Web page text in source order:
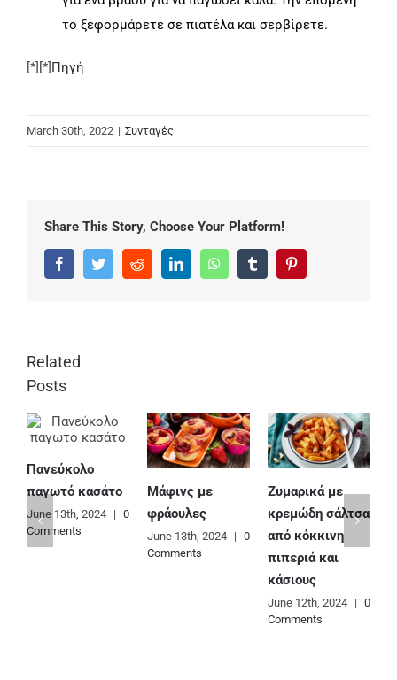
το ξεφορμάρετε σε πιατέλα και σερβίρετε.
[*][*] Πηγή
March 30th, 2022 | Συνταγές
Share This Story, Choose Your Platform!
FacebookTwitterRedditLinkedInWhatsAppTumblr
Related
Posts
Πανεύκολο
παγωτό κασάτο
June 13th, 2024 | 0
Comments
Μάφινς με
φράουλες
June 13th, 2024 | 0
Comments
Ζυμαρικά με
κρεμώδη σάλτσα
από κόκκινη
πιπεριά και
κάσιους
June 12th, 2024 | 0
Comments